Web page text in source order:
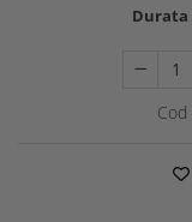
Durata
Cod